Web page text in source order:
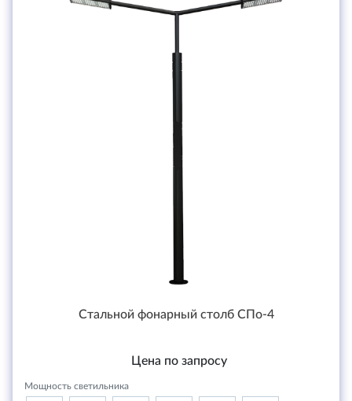
Стальной фонарный столб СПо-4
Цена по запросу
Мощность светильника